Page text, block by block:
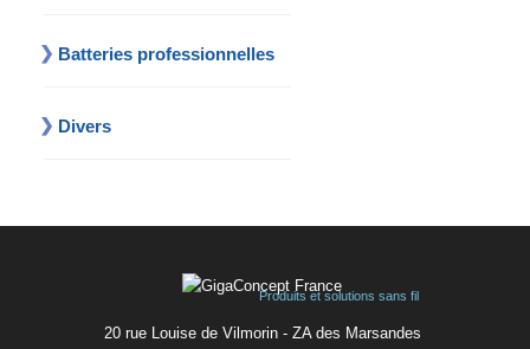
Batteries professionnelles
Divers
Produits et solutions sans fil
20 rue Louise de Vilmorin - ZA des Marsandes